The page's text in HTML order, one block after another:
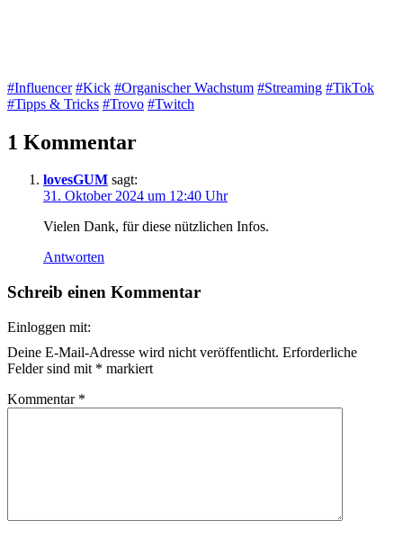
#Influencer #Kick #Organischer Wachstum #Streaming #TikTok
#Tipps & Tricks #Trovo #Twitch
1 Kommentar
lovesGUM sagt:
31. Oktober 2024 um 12:40 Uhr
Vielen Dank, für diese nützlichen Infos.
Antworten
Schreib einen Kommentar
Einloggen mit:
Deine E-Mail-Adresse wird nicht veröffentlicht. Erforderliche
Felder sind mit * markiert
Kommentar *